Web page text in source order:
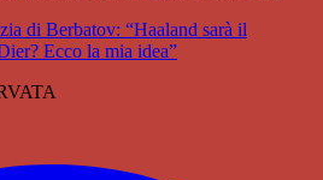
di Berbatov: “Haaland sarà il
Ecco la mia idea”